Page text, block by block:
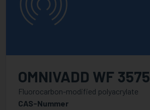
OMNIVADD WF 3575
Fluorocarbon-modified polyacrylate
CAS-Nummer